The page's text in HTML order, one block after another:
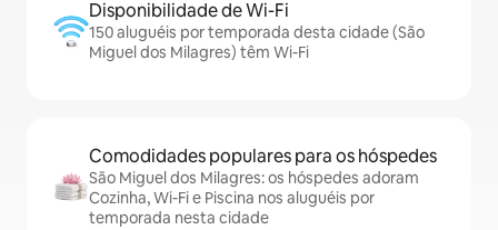
Disponibilidade de Wi-Fi
150 aluguéis por temporada desta cidade (São
Miguel dos Milagres) têm Wi-Fi
Comodidades populares para os hóspedes
São Miguel dos Milagres: os hóspedes adoram
Cozinha, Wi-Fi e Piscina nos aluguéis por
temporada nesta cidade